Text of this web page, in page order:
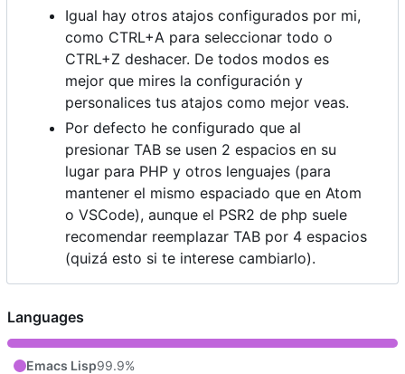
Igual hay otros atajos configurados por mi,
como CTRL+A para seleccionar todo o
CTRL+Z deshacer. De todos modos es
mejor que mires la configuración y
personalices tus atajos como mejor veas.
Por defecto he configurado que al
presionar TAB se usen 2 espacios en su
lugar para PHP y otros lenguajes (para
mantener el mismo espaciado que en Atom
o VSCode), aunque el PSR2 de php suele
recomendar reemplazar TAB por 4 espacios
(quizá esto si te interese cambiarlo).
Languages
Emacs Lisp99.9%